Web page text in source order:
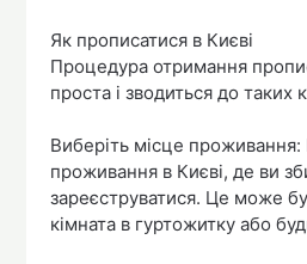
Як прописатися в Києві
Процедура отримання
проста і зводиться до таких
Виберіть місце проживання:
проживання в Києві, де ви
зареєструватися. Це може
кімната в гуртожитку або